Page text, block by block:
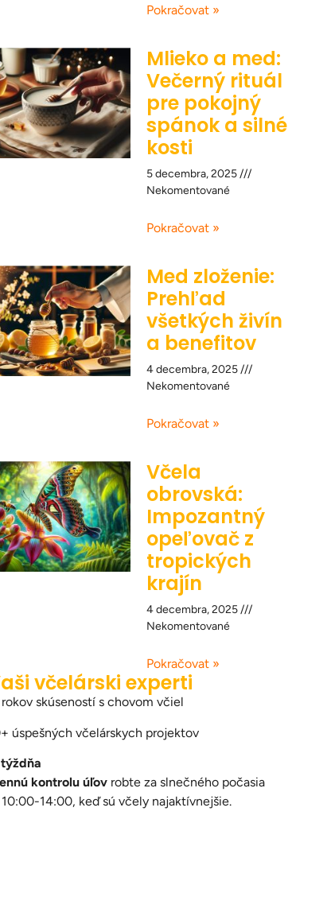
Pokračovat »
Mlieko a med:
Večerný rituál
pre pokojný
spánok a silné
kosti
5 decembra, 2025
Nekomentované
Pokračovat »
Med zloženie:
Prehľad
všetkých živín
a benefitov
4 decembra, 2025
Nekomentované
Pokračovat »
Včela
obrovská:
Impozantný
opeľovač z
tropických
krajín
4 decembra, 2025
Nekomentované
Pokračovat »
včelárski experti
rokov skúseností s chovom včiel
úspešných včelárskych projektov
kontrolu úľov robte za slnečného počasia
14:00, keď sú včely najaktívnejšie.